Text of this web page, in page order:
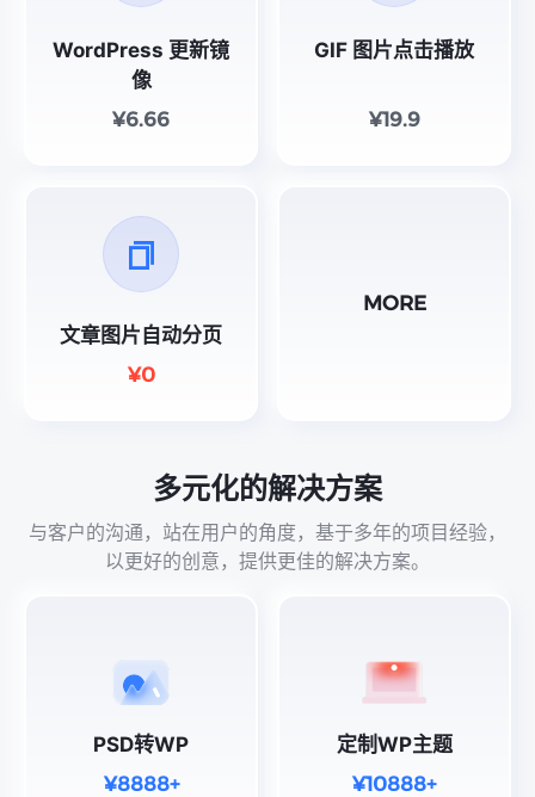
WordPress 更新镜
像
¥6.66
GIF 图片点击播放
¥19.9
文章图片自动分页
¥0
MORE
多元化的解决方案
与客户的沟通，站在用户的角度，基于多年的项目经验，
以更好的创意，提供更佳的解决方案。
PSD转WP
¥8888+
定制WP主题
¥10888+